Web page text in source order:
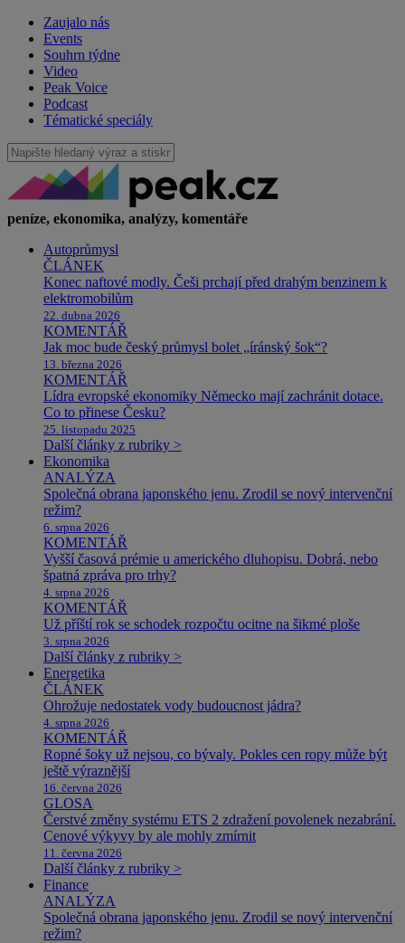
Zaujalo nás
Events
Souhrn týdne
Video
Peak Voice
Podcast
Tématické speciály
peníze, ekonomika, analýzy, komentáře
Autoprůmysl
ČLÁNEK
Konec naftové modly. Češi prchají před drahým benzinem k
elektromobilům
22. dubna 2026
KOMENTÁŘ
Jak moc bude český průmysl bolet „íránský šok“?
13. března 2026
KOMENTÁŘ
Lídra evropské ekonomiky Německo mají zachránit dotace.
Co to přinese Česku?
25. listopadu 2025
Další články z rubriky >
Ekonomika
ANALÝZA
Společná obrana japonského jenu. Zrodil se nový intervenční
režim?
6. srpna 2026
KOMENTÁŘ
Vyšší časová prémie u amerického dluhopisu. Dobrá, nebo
špatná zpráva pro trhy?
4. srpna 2026
KOMENTÁŘ
Už příští rok se schodek rozpočtu ocitne na šikmé ploše
3. srpna 2026
Další články z rubriky >
Energetika
ČLÁNEK
Ohrožuje nedostatek vody budoucnost jádra?
4. srpna 2026
KOMENTÁŘ
Ropné šoky už nejsou, co bývaly. Pokles cen ropy může být
ještě výraznější
16. června 2026
GLOSA
Čerstvé změny systému ETS 2 zdražení povolenek nezabrání.
Cenové výkyvy by ale mohly zmírnit
11. června 2026
Další články z rubriky >
Finance
ANALÝZA
Společná obrana japonského jenu. Zrodil se nový intervenční
režim?